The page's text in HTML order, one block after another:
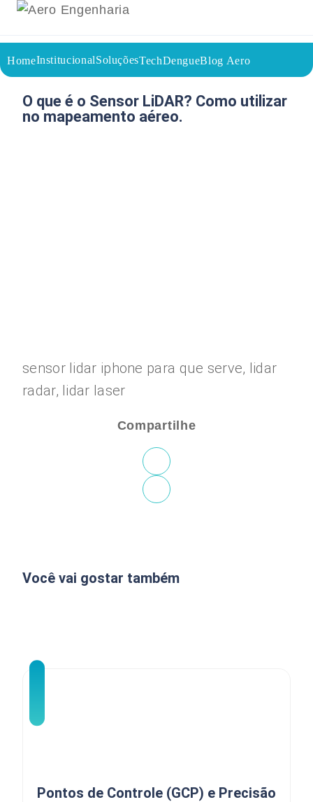
HomeInstitucionalSoluçõesTechDengueBlog Aero
25/07/2023
Voltar a página inicial do blog
O que é o Sensor LiDAR? Como utilizar
no mapeamento aéreo.
sensor lidar iphone para que serve, lidar
radar, lidar laser
Compartilhe
Você vai gostar também
Pontos de Controle (GCP) e Precisão